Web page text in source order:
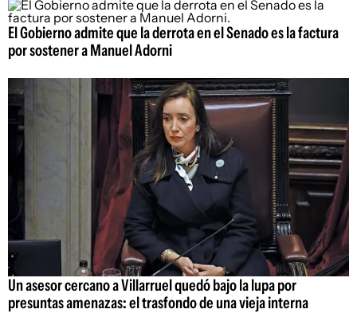
El Gobierno admite que la derrota en el Senado es la factura
por sostener a Manuel Adorni
Un asesor cercano a Villarruel quedó bajo la lupa por
presuntas amenazas: el trasfondo de una vieja interna